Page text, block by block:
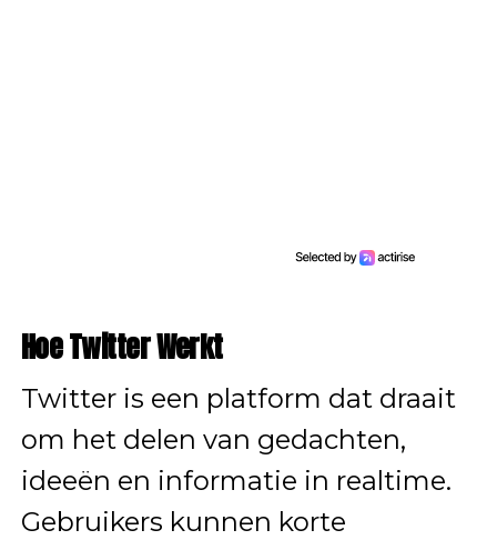
Hoe Twitter Werkt
Twitter is een platform dat draait
om het delen van gedachten,
ideeën en informatie in realtime.
Gebruikers kunnen korte